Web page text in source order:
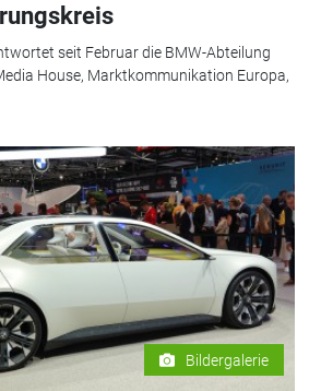
seit Februar die BMW-Abteilung
House, Marktkommunikation Europa,
Bildergalerie